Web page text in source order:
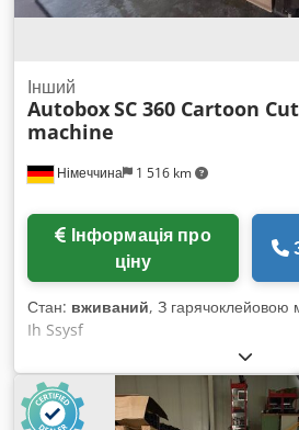
Німеччина 1 516 km
Інший
AutoboxSC 360 Cartoon
machine
ціну
Стан: вживаний, З
Ih Ssysf